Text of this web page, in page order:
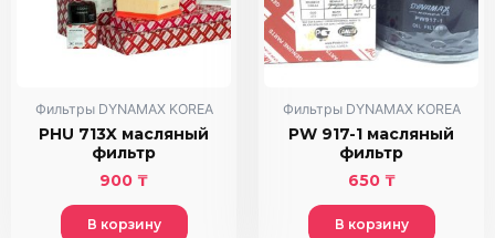
Фильтры DYNAMAX KOREA
PHU 713X масляный
фильтр
900 ₸
В корзину
Фильтры DYNAMAX KOREA
PW 917-1 масляный
фильтр
650 ₸
В корзину